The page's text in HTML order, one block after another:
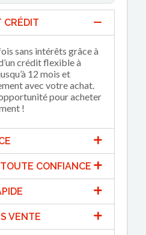
CRÉDIT
sans intérêts grâce à
crédit flexible à
12 mois et
avec votre achat.
pour acheter
!
CONFIANCE
VENTE